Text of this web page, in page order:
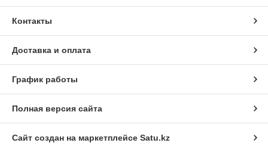
Контакты
Доставка и оплата
График работы
Полная версия сайта
Сайт создан на маркетплейсе Satu.kz